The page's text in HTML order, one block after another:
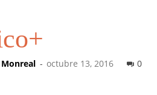
- octubre 13, 2016 0